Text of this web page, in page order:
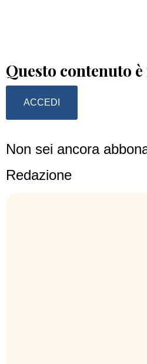
Questo contenuto
ACCEDI
Non sei ancora
Redazione